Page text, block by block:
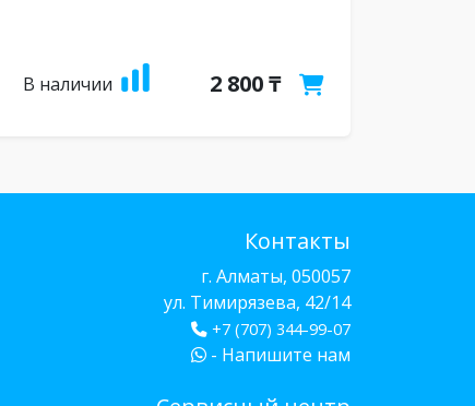
В наличии 2 800 ₸
Контакты
г. Алматы, 050057
ул. Тимирязева, 42/14
+7 (707) 344-99-07
- Напишите нам